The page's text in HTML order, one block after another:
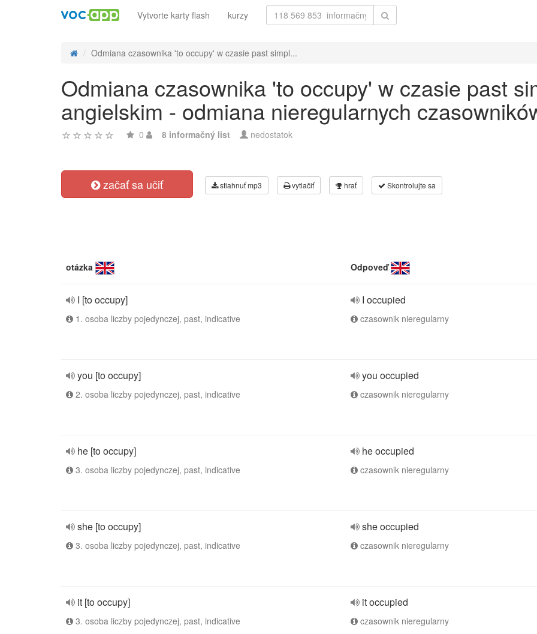
Vytvorte karty flash kurzy
Odmiana czasownika 'to occupy' w czasie past simpl...
Odmiana czasownika 'to occupy' w czasie past
angielskim - odmiana nieregularnych
0 8 informačný list nedostatok
začať sa učiť stiahnuť mp3 vytlačiť hrať Skontrolujte sa
otázka Odpoveď
I [to occupy]
1. osoba liczby pojedynczej, past, indicative
I occupied
czasownik nieregularny
you [to occupy]
2. osoba liczby pojedynczej, past, indicative
you occupied
czasownik nieregularny
he [to occupy]
3. osoba liczby pojedynczej, past, indicative
he occupied
czasownik nieregularny
she [to occupy]
3. osoba liczby pojedynczej, past, indicative
she occupied
czasownik nieregularny
it [to occupy]
3. osoba liczby pojedynczej, past, indicative
it occupied
czasownik nieregularny